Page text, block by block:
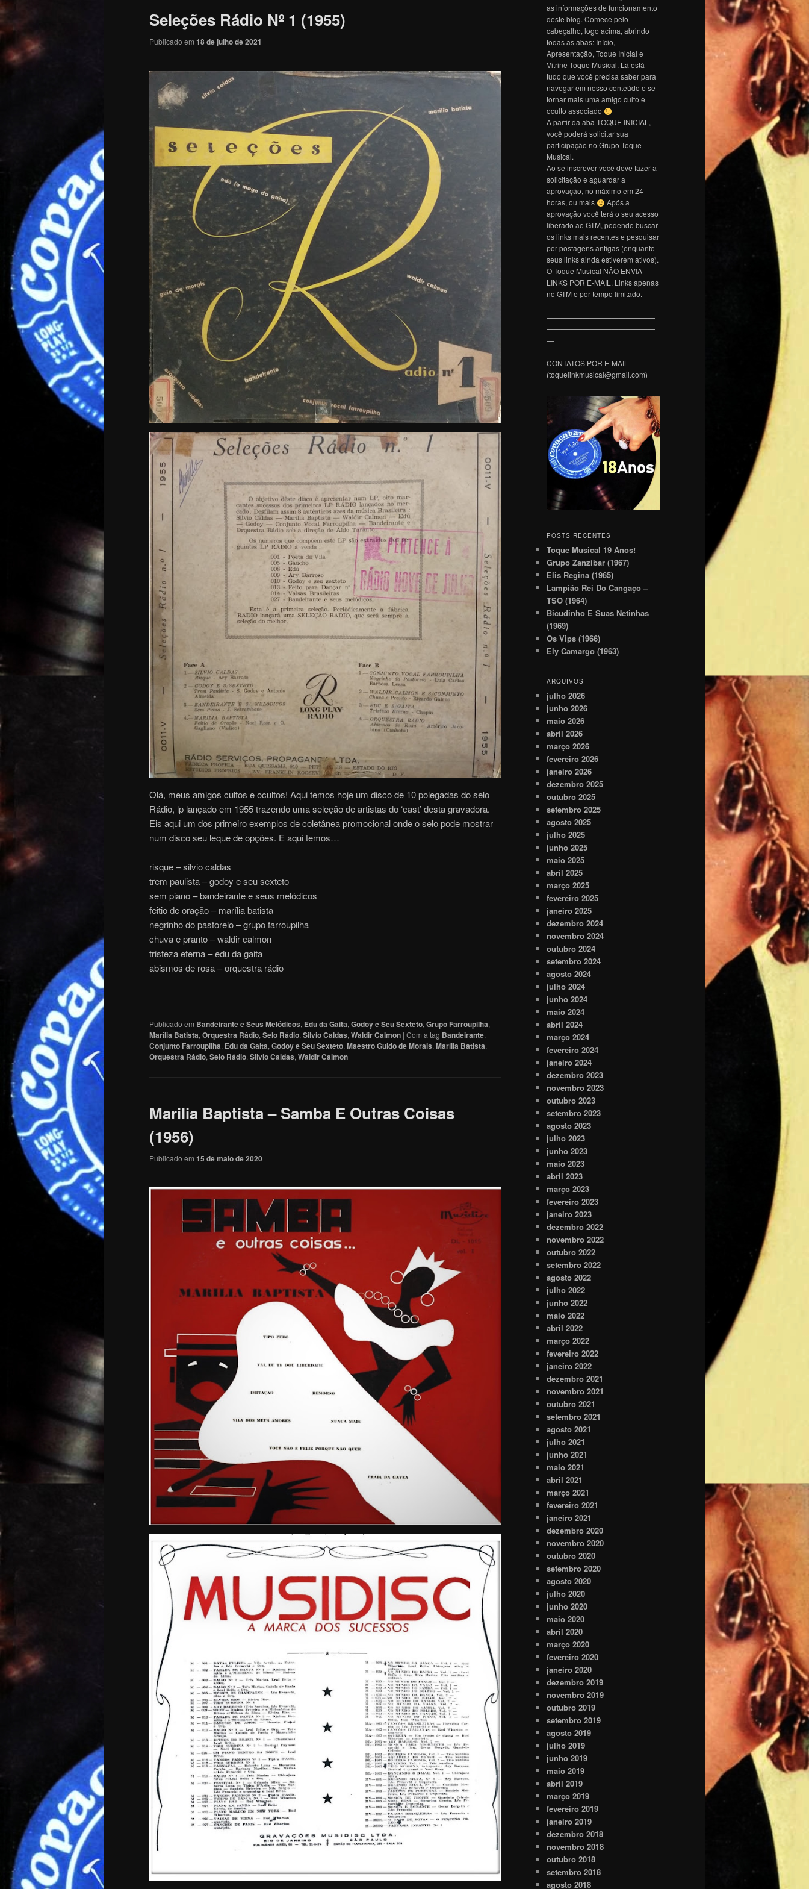
Seleções Rádio Nº 1 (1955)
Publicado em 18 de julho de 2021
Olá, meus amigos cultos e ocultos! Aqui temos hoje um disco de 10 polegadas do selo
Rádio, lp lançado em 1955 trazendo uma seleção de artistas do ‘cast’ desta gravadora.
Eis aqui um dos primeiro exemplos de coletânea promocional onde o selo pode mostrar
num disco seu leque de opções. E aqui temos…
risque – silvio caldas
trem paulista – godoy e seu sexteto
sem piano – bandeirante e seus melódicos
feitio de oração – marília batista
negrinho do pastoreio – grupo farroupilha
chuva e pranto – waldir calmon
tristeza eterna – edu da gaita
abismos de rosa – orquestra rádio
Publicado em Bandeirante e Seus Melódicos, Edu da Gaita, Godoy e Seu Sexteto, Grupo Farroupilha,
Marília Batista, Orquestra Rádio, Selo Rádio, Silvio Caldas, Waldir Calmon | Com a tag Bandeirante,
Conjunto Farroupilha, Edu da Gaita, Godoy e Seu Sexteto, Maestro Guido de Morais, Marília Batista,
Orquestra Rádio, Selo Rádio, Silvio Caldas, Waldir Calmon
Marilia Baptista – Samba E Outras Coisas
(1956)
Publicado em 15 de maio de 2020
as informações de funcionamento
deste blog. Comece pelo
cabeçalho, logo acima, abrindo
todas as abas: Início,
Apresentação, Toque Inicial e
Vitrine Toque Musical. Lá está
tudo que você precisa saber para
navegar em nosso conteúdo e se
tornar mais uma amigo culto e
oculto associado
A partir da aba TOQUE INICIAL,
você poderá solicitar sua
participação no Grupo Toque
Musical.
Ao se inscrever você deve fazer a
solicitação e aguardar a
aprovação, no máximo em 24
horas, ou mais
Após a
aprovação você terá o seu acesso
liberado ao GTM, podendo buscar
os links mais recentes e pesquisar
por postagens antigas (enquanto
seus links ainda estiverem ativos).
O Toque Musical NÃO ENVIA
LINKS POR E-MAIL. Links apenas
no GTM e por tempo limitado.
———————————————
———————————————
—
CONTATOS POR E-MAIL
(toquelinkmusical@gmail.com)
POSTS RECENTES
Toque Musical 19 Anos!
Grupo Zanzibar (1967)
Elis Regina (1965)
Lampião Rei Do Cangaço –
TSO (1964)
Bicudinho E Suas Netinhas
(1969)
Os Vips (1966)
Ely Camargo (1963)
ARQUIVOS
julho 2026
junho 2026
maio 2026
abril 2026
março 2026
fevereiro 2026
janeiro 2026
dezembro 2025
outubro 2025
setembro 2025
agosto 2025
julho 2025
junho 2025
maio 2025
abril 2025
março 2025
fevereiro 2025
janeiro 2025
dezembro 2024
novembro 2024
outubro 2024
setembro 2024
agosto 2024
julho 2024
junho 2024
maio 2024
abril 2024
março 2024
fevereiro 2024
janeiro 2024
dezembro 2023
novembro 2023
outubro 2023
setembro 2023
agosto 2023
julho 2023
junho 2023
maio 2023
abril 2023
março 2023
fevereiro 2023
janeiro 2023
dezembro 2022
novembro 2022
outubro 2022
setembro 2022
agosto 2022
julho 2022
junho 2022
maio 2022
abril 2022
março 2022
fevereiro 2022
janeiro 2022
dezembro 2021
novembro 2021
outubro 2021
setembro 2021
agosto 2021
julho 2021
junho 2021
maio 2021
abril 2021
março 2021
fevereiro 2021
janeiro 2021
dezembro 2020
novembro 2020
outubro 2020
setembro 2020
agosto 2020
julho 2020
junho 2020
maio 2020
abril 2020
março 2020
fevereiro 2020
janeiro 2020
dezembro 2019
novembro 2019
outubro 2019
setembro 2019
agosto 2019
julho 2019
junho 2019
maio 2019
abril 2019
março 2019
fevereiro 2019
janeiro 2019
dezembro 2018
novembro 2018
outubro 2018
setembro 2018
agosto 2018